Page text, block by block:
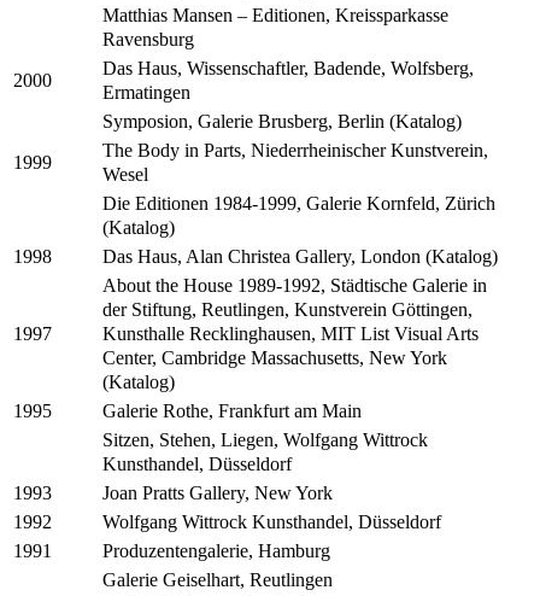
Matthias Mansen – Editionen, Kreissparkasse
Ravensburg
2000
Das Haus, Wissenschaftler, Badende, Wolfsberg,
Ermatingen
Symposion, Galerie Brusberg, Berlin (Katalog)
1999
The Body in Parts, Niederrheinischer Kunstverein,
Wesel
Die Editionen 1984-1999, Galerie Kornfeld, Zürich
(Katalog)
1998 Das Haus, Alan Christea Gallery, London (Katalog)
1997
About the House 1989-1992, Städtische Galerie in
der Stiftung, Reutlingen, Kunstverein Göttingen,
Kunsthalle Recklinghausen, MIT List Visual Arts
Center, Cambridge Massachusetts, New York
(Katalog)
1995
Galerie Rothe, Frankfurt am Main
Sitzen, Stehen, Liegen, Wolfgang Wittrock
Kunsthandel, Düsseldorf
1993 Joan Pratts Gallery, New York
1992 Wolfgang Wittrock Kunsthandel, Düsseldorf
1991
Produzentengalerie, Hamburg
Galerie Geiselhart, Reutlingen